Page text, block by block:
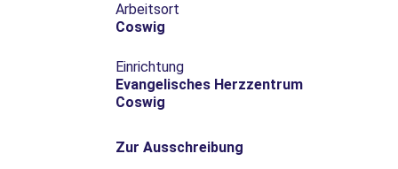
Arbeitsort
Coswig
Einrichtung
Evangelisches Herzzentrum
Coswig
Zur Ausschreibung